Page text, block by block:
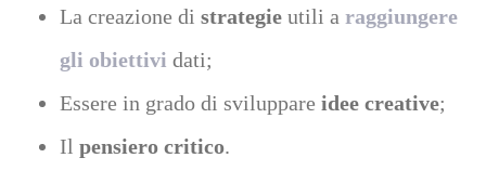
La creazione di strategie utili a raggiungere
gli obiettivi dati;
Essere in grado di sviluppare idee creative;
Il pensiero critico.